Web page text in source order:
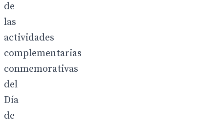
de
las
actividades
complementarias
conmemorativas
del
Día
de